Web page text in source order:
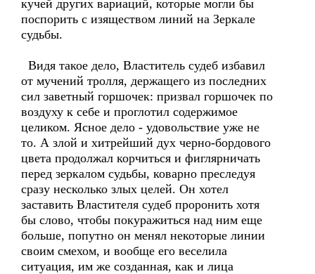
кучей других вариаций, которые могли бы
поспорить с изяществом линий на Зеркале
судьбы.
Видя такое дело, Властитель судеб избавил
от мучений тролля, держащего из последних
сил заветный горшочек: призвал горшочек по
воздуху к себе и проглотил содержимое
целиком. Ясное дело - удовольствие уже не
то. А злой и хитрейший дух черно-бордового
цвета продолжал корчиться и фиглярничать
перед зеркалом судьбы, коварно преследуя
сразу несколько злых целей. Он хотел
заставить Властителя судеб проронить хотя
бы слово, чтобы покуражиться над ним еще
больше, попутно он менял некоторые линии
своим смехом, и вообще его веселила
ситуация, им же созданная, как и лица